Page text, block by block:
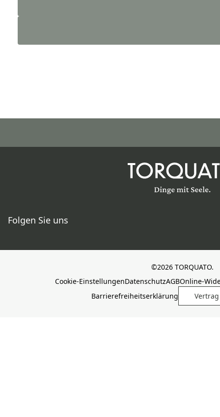
Folgen Sie uns
©2026 TORQUATO.
Cookie-EinstellungenDatenschutzAGBOnline-
Barrierefreiheitserklärung